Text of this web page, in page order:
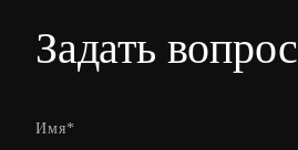
Задать вопрос